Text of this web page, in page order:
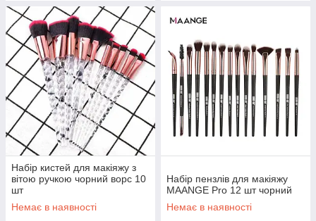
Набір кистей для макіяжу з
вітою ручкою чорний ворс 10
шт
Немає в наявності
Набір пензлів для макіяжу
MAANGE Pro 12 шт чорний
Немає в наявності